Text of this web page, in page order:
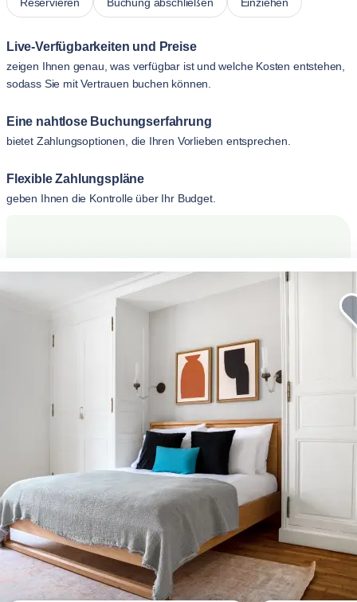
Live-Verfügbarkeiten und Preise
zeigen Ihnen genau, was verfügbar ist und welche Kosten entstehen,
sodass Sie mit Vertrauen buchen können.
Eine nahtlose Buchungserfahrung
bietet Zahlungsoptionen, die Ihren Vorlieben entsprechen.
Flexible Zahlungspläne
geben Ihnen die Kontrolle über Ihr Budget.
Die meistgesehenen 2-
Schlafzimmer-Wohnungen dieser
Woche.